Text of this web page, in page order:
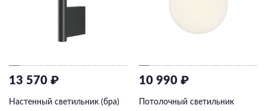
13 570 ₽
Настенный светильник (бра)
10 990 ₽
Потолочный светильник